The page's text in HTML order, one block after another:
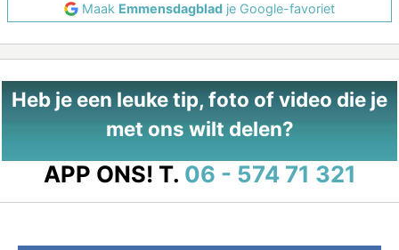
Maak Emmensdagblad je Google-favoriet
Heb je een leuke tip, foto of video die je
met ons wilt delen?
APP ONS! T. 06 - 574 71 321